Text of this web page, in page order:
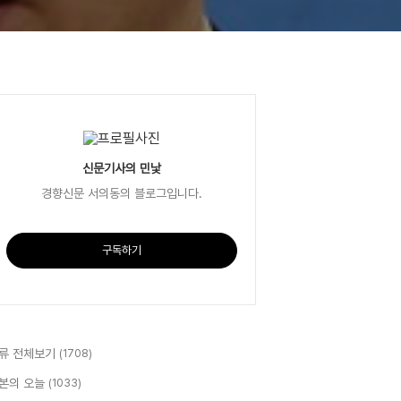
신문기사의 민낯
경향신문 서의동의 블로그입니다.
구독하기
전체보기 (1708)
의 오늘 (1033)